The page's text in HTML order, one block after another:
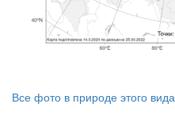
Все фото в природе этого вида